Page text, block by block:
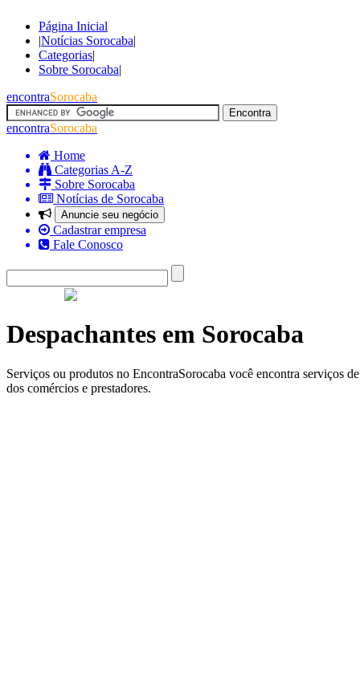
Página Inicial
|Notícias Sorocaba|
Categorias|
Sobre Sorocaba|
encontraSorocaba
encontraSorocaba
Home
Categorias A-Z
Sobre Sorocaba
Notícias de Sorocaba
Anuncie seu negócio
Cadastrar empresa
Fale Conosco
Despachantes em Sorocaba
Serviços ou produtos no EncontraSorocaba você encontra serviços
dos comércios e prestadores.